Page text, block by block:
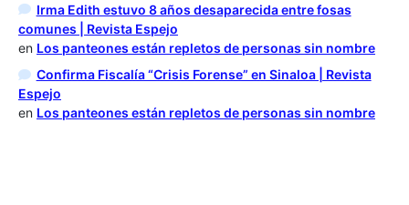
Irma Edith estuvo 8 años desaparecida entre fosas
comunes | Revista Espejo
en Los panteones están repletos de personas sin nombre
Confirma Fiscalía “Crisis Forense” en Sinaloa | Revista
Espejo
en Los panteones están repletos de personas sin nombre